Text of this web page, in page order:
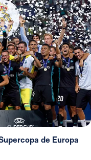
de Europa